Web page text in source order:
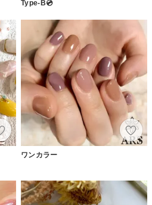
Type-B💿
ワンカラー